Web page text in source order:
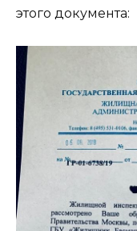
этого документа: